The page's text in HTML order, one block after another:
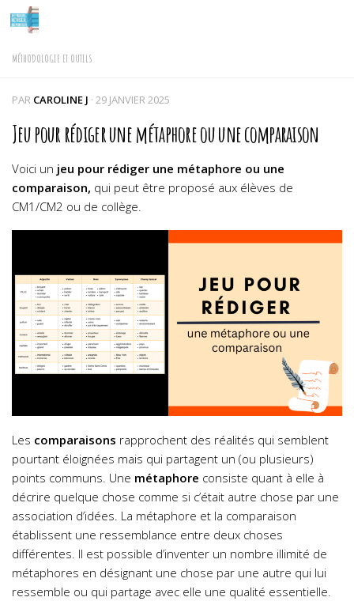
Skip to content
MÉTHODOLOGIE ET OUTILS
PAR CAROLINE J · 29 JANVIER 2025
Jeu pour rédiger une métaphore ou une comparaison
Voici un jeu pour rédiger une métaphore ou une
comparaison, qui peut être proposé aux élèves de
CM1/CM2 ou de collège.
Les comparaisons rapprochent des réalités qui semblent
pourtant éloignées mais qui partagent un (ou plusieurs)
points communs. Une métaphore consiste quant à elle à
décrire quelque chose comme si c’était autre chose par une
association d’idées. La métaphore et la comparaison
établissent une ressemblance entre deux choses
différentes. ll est possible d’inventer un nombre illimité de
métaphores en désignant une chose par une autre qui lui
ressemble ou qui partage avec elle une qualité essentielle.